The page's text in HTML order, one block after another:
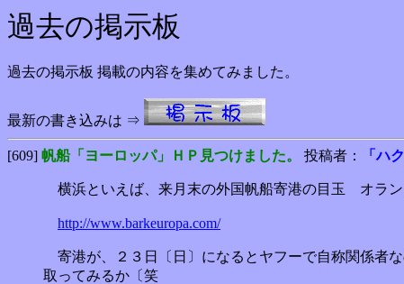
過去の掲示板
過去の掲示板 掲載の内容を集めてみました。
最新の書き込みは ⇒
[609] 帆船「ヨーロッパ」ＨＰ見つけました。 投稿者： 「ハ
横浜といえば、来月末の外国帆船寄港の目玉 オラン
http://www.barkeuropa.com/
寄港が、２３日〔日〕になるとヤフーで自称関係者
取ってみるか〔笑